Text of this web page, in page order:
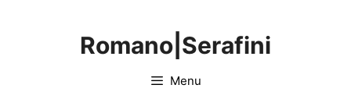
Romano|Serafini
Menu